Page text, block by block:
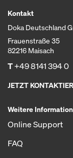
Kontakt
Doka Deutschland
Frauenstraße 35
82216 Maisach
T+49 8141 394 0
JETZT
Weitere
Online Support
FAQ